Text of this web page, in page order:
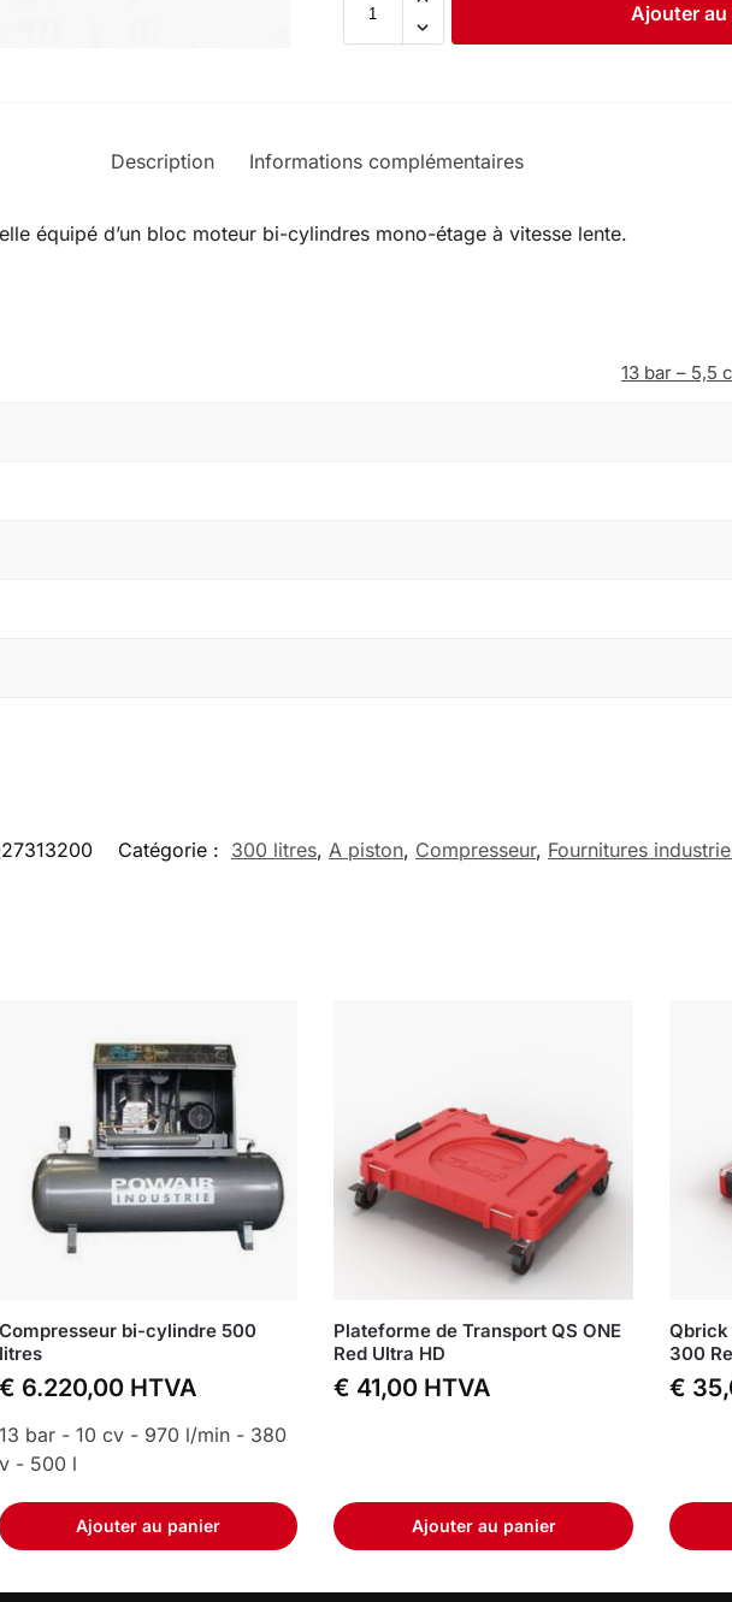
Ajouter au
Description Informations complémentaires
équipé d’un bloc moteur bi-cylindres mono-étage à vitesse lente.
13 bar – 5,5
Catégorie : 300 litres, A piston, Compresseur, Fournitures
Compresseur bi-cylindre 500
litres
€ 6.220,00 HTVA
Ajouter au panier
13 bar - 10 cv - 970 l/min - 380
v - 500 l
Plateforme de Transport QS ONE
Red Ultra HD
€ 41,00 HTVA
Ajouter au panier
Qbrick
300
€